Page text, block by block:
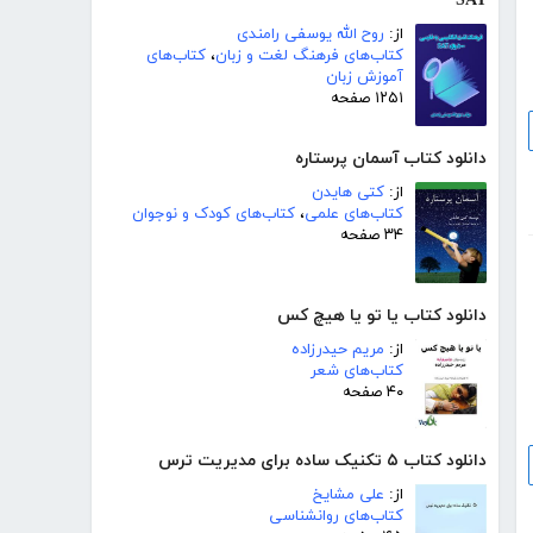
از: روح الله یوسفی رامندی
کتاب‌های فرهنگ لغت و زبان، کتاب‌های
آموزش زبان
۱۲۵۱ صفحه
دانلود کتاب آسمان پرستاره
از: کتی هایدن
کتاب‌های علمی، کتاب‌های کودک و نوجوان
۳۴ صفحه
دانلود کتاب یا تو یا هیچ کس
از: مریم حیدرزاده
کتاب‌های شعر
۴۰ صفحه
دانلود کتاب ۵ تکنیک ساده برای مدیریت ترس
از: علی مشایخ
کتاب‌های روانشناسی